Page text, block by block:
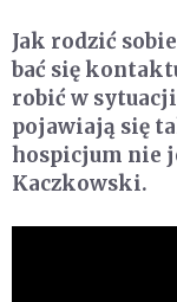
Jak rodzić
bać się
robić w
pojawiają się
hospicjum nie
Kaczkowski.